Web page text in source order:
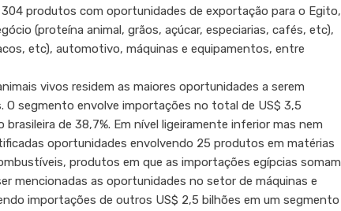
produtos com oportunidades de exportação para o Egito,
(proteína animal, grãos, açúcar, especiarias, cafés, etc),
etc), automotivo, máquinas e equipamentos, entre
vivos residem as maiores oportunidades a serem
O segmento envolve importações no total de US$ 3,5
de 38,7%. Em nível ligeiramente inferior mas nem
oportunidades envolvendo 25 produtos em matérias
produtos em que as importações egípcias somam
mencionadas as oportunidades no setor de máquinas e
importações de outros US$ 2,5 bilhões em um segmento